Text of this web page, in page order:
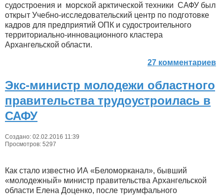
судостроения и морской арктической техники САФУ был
открыт Учебно-исследовательский центр по подготовке
кадров для предприятий ОПК и судостроительного
территориально-инновационного кластера
Архангельской области.
27 комментариев
Экс-министр молодежи областного
правительства трудоустроилась в
САФУ
Создано: 02.02.2016 11:39
Просмотров: 5297
Как стало известно ИА «Беломорканал», бывший
«молодежный» министр правительства Архангельской
области Елена Доценко, после триумфального